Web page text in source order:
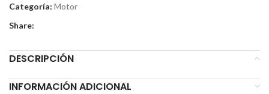
Categoría: Motor
Share:
DESCRIPCIÓN
INFORMACIÓN ADICIONAL